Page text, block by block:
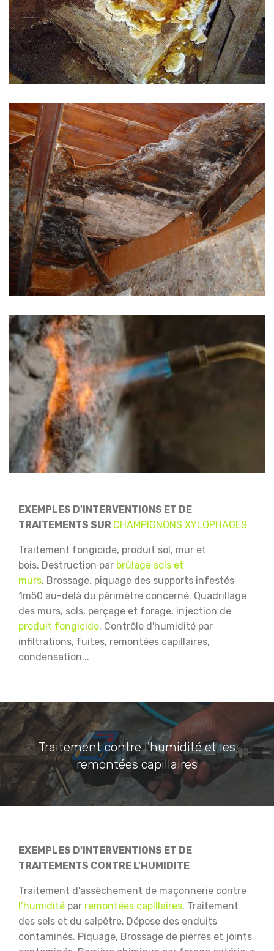
EXEMPLES D'INTERVENTIONS ET DE
TRAITEMENTS SUR CHAMPIGNONS XYLOPHAGES
Traitement fongicide, produit sol, mur et
bois. Destruction par brûlage sols et
murs. Brossage, piquage des supports infestés
1m50 au-delà du périmètre concerné. Quadrillage
des murs, sols, perçage et forage, injection de
produit fongicide. Contrôle d'humidité par
infiltrations, fuites, remontées capillaires,
condensation...
Traitement contre l'humidité et les
remontées capillaires
EXEMPLES D'INTERVENTIONS ET DE
TRAITEMENTS CONTRE L'HUMIDITE
Traitement d'assèchement de maçonnerie contre
l’humidité par remontées capillaires. Traitement
des sels et du salpêtre. Dépose des enduits
contaminés. Piquage, Brossage de pierres et joints